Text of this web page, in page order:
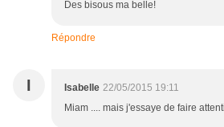
Des bisous ma belle!
Répondre
I Isabelle 22/05/2015 19:11
Miam .... mais j'essaye de faire